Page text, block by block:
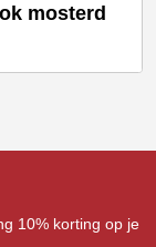
mosterd
10% korting op je